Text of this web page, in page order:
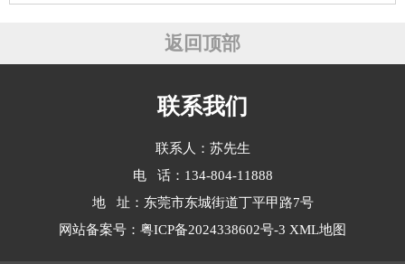
返回顶部
联系我们
联系人：苏先生
电 话：134-804-11888
地 址：东莞市东城街道丁平甲路7号
网站备案号： 粤ICP备2024338602号-3 XML地图